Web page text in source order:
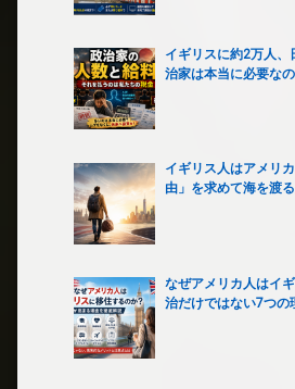
イギリスに約2万人
治家は本当に必要な
イギリス人はアメリ
由」を求めて海を渡
なぜアメリカ人はイ
治だけではない7つの